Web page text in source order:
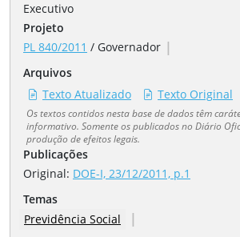
Executivo
Projeto
PL 840/2011 / Governador |
Arquivos
Texto Atualizado
Texto Original
Os textos contidos nesta base de dados têm
informativo. Somente os publicados no Diário
produção de efeitos legais.
Publicações
Original: DOE-I, 23/12/2011, p.1
Temas
Previdência Social
|